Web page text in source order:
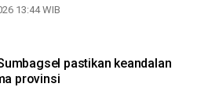
13:44 WIB
pastikan keandalan
provinsi